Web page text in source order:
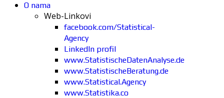
O nama
Web-Linkovi
facebook.com/Statistical-
Agency
LinkedIn profil
www.StatistischeDatenAnalyse.de
www.StatistischeBeratung.de
www.Statistical.Agency
www.Statistika.co